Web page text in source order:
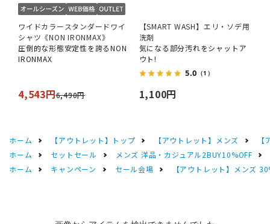
ワイドカラースタンダードワイ
シャツ《NON IRONMAX》
圧倒的な形態安定性を誇るNON
IRONMAX
4,543円6,490円
【SMART WASH】エリ・ソデ用
洗剤
気になる部分汚れをシャットア
ウト!
5.0 （1）
1,100円
ホーム 【アウトレット】トップ 【アウトレット】メンズ
ホーム
セットセール
メンズ 洋品・カジュアル2BUY10%OFF
ホーム
キャンペーン セール会場 【アウトレット】メンズ